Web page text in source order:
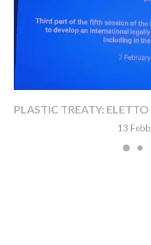
PLASTIC TREATY:
13